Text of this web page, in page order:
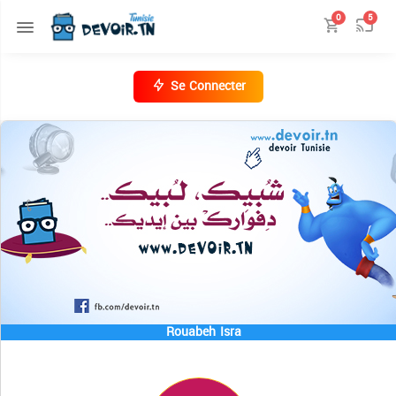
0 5
Se Connecter
Rouabeh Isra